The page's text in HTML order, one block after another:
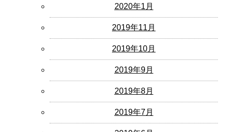
2020年1月
2019年11月
2019年10月
2019年9月
2019年8月
2019年7月